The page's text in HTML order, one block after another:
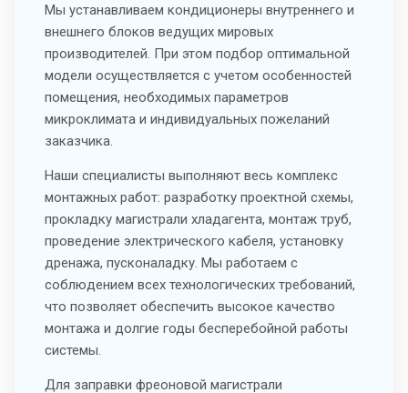
Мы устанавливаем кондиционеры внутреннего и
внешнего блоков ведущих мировых
производителей. При этом подбор оптимальной
модели осуществляется с учетом особенностей
помещения, необходимых параметров
микроклимата и индивидуальных пожеланий
заказчика.
Наши специалисты выполняют весь комплекс
монтажных работ: разработку проектной схемы,
прокладку магистрали хладагента, монтаж труб,
проведение электрического кабеля, установку
дренажа, пусконаладку. Мы работаем с
соблюдением всех технологических требований,
что позволяет обеспечить высокое качество
монтажа и долгие годы бесперебойной работы
системы.
Для заправки фреоновой магистрали